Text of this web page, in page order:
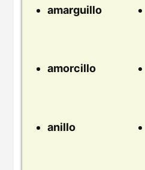
amarguillo
amorcillo
anillo